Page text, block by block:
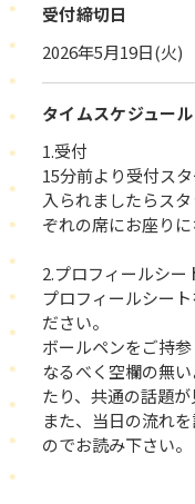
受付締切日
2026年5月19日(火)
タイムスケジュール
1.受付
15分前より受付スタ
入られましたらス
ぞれの席にお座りに
2.プロフィールシー
プロフィールシー
ださい。
ボールペンをご持参
なるべく空欄の無
たり、共通の話題が
また、当日の流れ
のでお読み下さい。